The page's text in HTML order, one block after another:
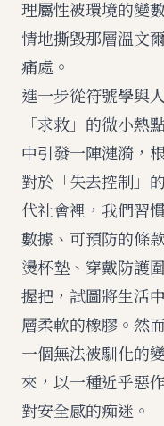
理屬性被環境的變
情地撕毀那層溫文
痛處。
進一步從符號學與
「求救」的微小熱
中引發一陣漣漪，
對於「失去控制」
代社會裡，我們習
數據、可預防的條
燙杯墊、穿戴防護
握把，試圖將生活
層柔軟的橡膠。然
一個無法被馴化的
來，以一種近乎惡
對安全感的痴迷。